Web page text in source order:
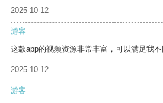
2025-10-12
游客
这款app的视频资源非常丰富，可以满足我不
2025-10-12
游客